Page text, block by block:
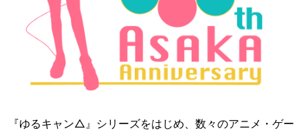
『ゆるキャン△』シリーズをはじめ、数々のアニメ・ゲー